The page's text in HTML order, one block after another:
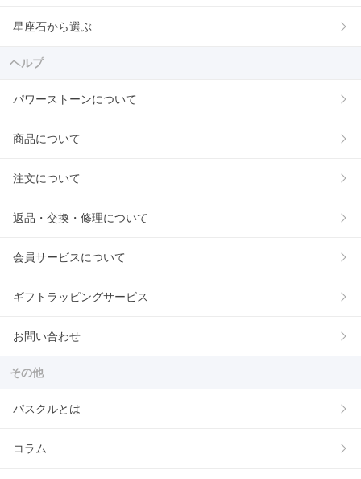
星座石から選ぶ
ヘルプ
パワーストーンについて
商品について
注文について
返品・交換・修理について
会員サービスについて
ギフトラッピングサービス
お問い合わせ
その他
パスクルとは
コラム